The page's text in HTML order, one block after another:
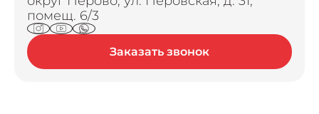
помещ. 6/3
Заказать звонок